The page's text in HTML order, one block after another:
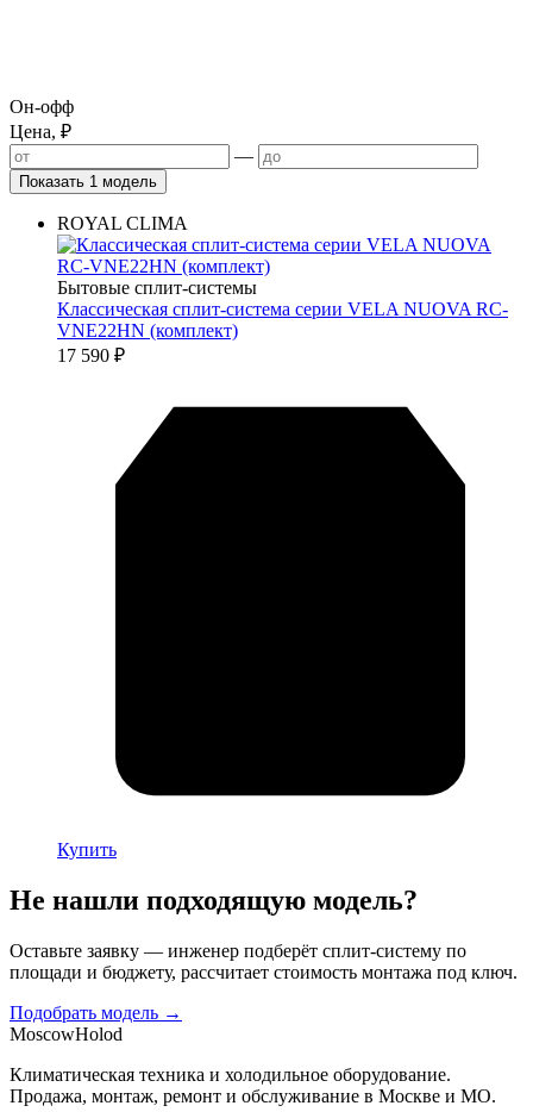
Он-офф
Цена, ₽
—
Показать 1 модель
ROYAL CLIMA
Бытовые сплит-системы
Классическая сплит-система серии VELA NUOVA RC-
VNE22HN (комплект)
17 590 ₽
Купить
Не нашли подходящую модель?
Оставьте заявку — инженер подберёт сплит-систему по
площади и бюджету, рассчитает стоимость монтажа под ключ.
Подобрать модель →
MoscowHolod
Климатическая техника и холодильное оборудование.
Продажа, монтаж, ремонт и обслуживание в Москве и МО.